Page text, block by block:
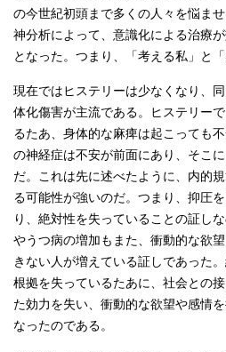
の今世紀初頭まで多くの人々を悩ま
神分析によって、意識化による治療
となった。つまり、「考える私」と
現在ではヒステリーは少なくなり、
体化傷害が主流である。ヒステリー
るたあ、身体的な麻痺は起こっても
の神経症は不安が前面にあり、そこ
だ。これは先に述べたように、内的
る可能性が強いのだ。つまり、抑圧
り、絶対性を失っていることの証し
やうつ病の増加もまた、衝動的な欲
きない人が増えている証しであった
根拠を失っているたあに、社会との
た効力を失い、衝動的な欲望や感情
なったのである。